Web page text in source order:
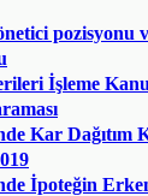
pozisyonu
İşleme
Kar Dağıtım
İpoteğin